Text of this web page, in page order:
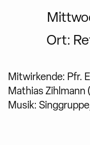
Ort:
Mitwirkende: Pfr.
Mathias Zihlmann
Musik: